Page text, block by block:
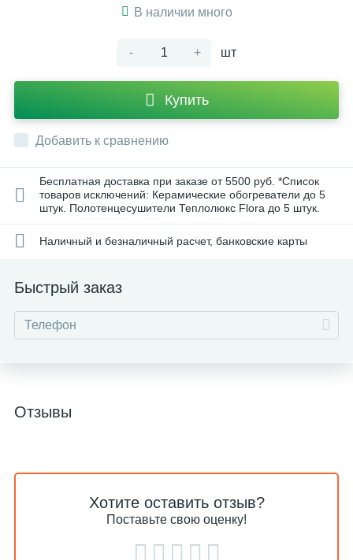
В наличии много
- + шт
Купить
Добавить к сравнению
Бесплатная доставка при заказе от 5500 руб. *Список
товаров исключений: Керамические обогреватели до 5
штук. Полотенцесушители Теплолюкс Flora до 5 штук.
Наличный и безналичный расчет, банковские карты
Быстрый заказ
Отзывы
Хотите оставить отзыв?
Поставьте свою оценку!